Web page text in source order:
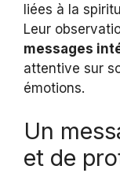
liées à la
Leur
messages
attentive sur
émotions.
Un
et de